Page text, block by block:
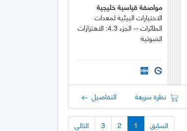
مواصفة قياسية خليجية
الاختبارات البيئية لمعدات
الطائرات -- الجزء 4.3: الاهتزازات
الصوتية
نظرة سريعة التفاصيل
السابق 1
2
3 التالي